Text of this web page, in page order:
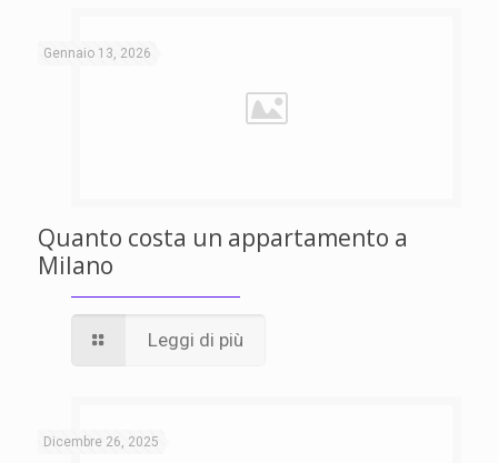
Gennaio 13, 2026
Quanto costa un appartamento a
Milano
Leggi di più
Dicembre 26, 2025